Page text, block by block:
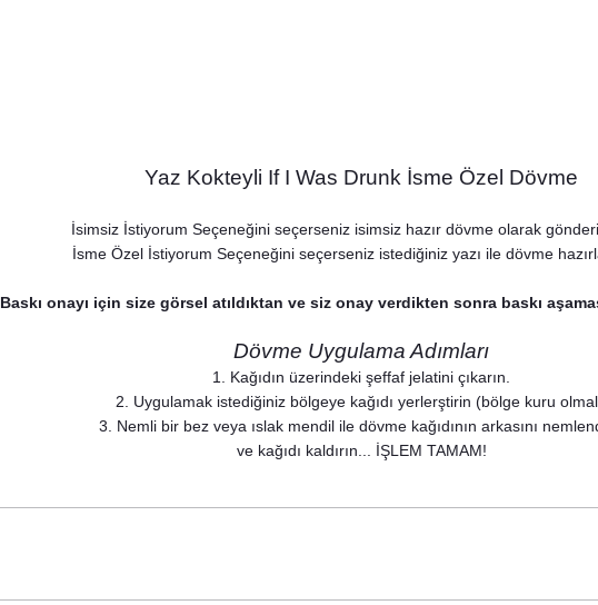
Yaz Kokteyli If I Was Drunk İsme Özel Dövme
İsimsiz İstiyorum Seçeneğini seçerseniz isimsiz hazır dövme olarak
İsme Özel İstiyorum Seçeneğini seçerseniz istediğiniz yazı ile dövme
Baskı onayı için size görsel atıldıktan ve siz onay verdikten sonra baskı
Dövme Uygulama Adımları
1. Kağıdın üzerindeki şeffaf jelatini çıkarın.
2. Uygulamak istediğiniz bölgeye kağıdı yerlerştirin (bölge kuru
3. Nemli bir bez veya ıslak mendil ile dövme kağıdının arkasını
ve kağıdı kaldırın... İŞLEM TAMAM!